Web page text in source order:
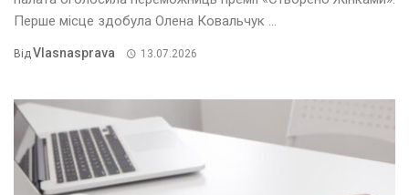
Перше місце здобула Олена Ковальчук ...
ВідVlasnasprava 13.07.2026